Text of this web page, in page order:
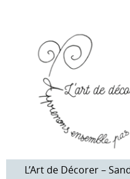
L’Art de Décorer –